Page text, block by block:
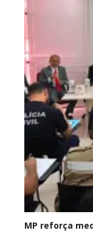
MP reforça